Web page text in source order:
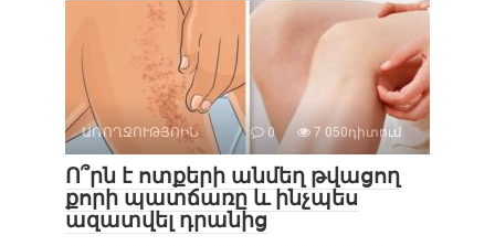
ԱՌՈՂՋՈՒԹՅՈԻՆ 0 7 050դիտում
Ո՞րն է ոտքերի անմեղ թվացող
քորի պատճառը և ինչպես
ազատվել դրանից